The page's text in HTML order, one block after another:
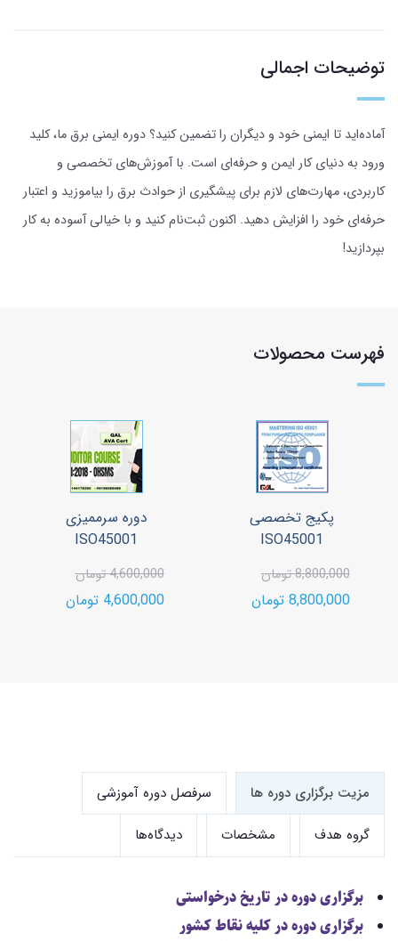
توضیحات اجمالی
آماده‌اید تا ایمنی خود و دیگران را تضمین کنید؟ دوره ایمنی برق ما، کلید
ورود به دنیای کار ایمن و حرفه‌ای است. با آموزش‌های تخصصی و
کاربردی، مهارت‌های لازم برای پیشگیری از حوادث برق را بیاموزید و اعتبار
حرفه‌ای خود را افزایش دهید. اکنون ثبت‌نام کنید و با خیالی آسوده به کار
بپردازید!
فهرست محصولات
پکیج تخصصی
ISO45001
8,800,000 تومان
8,800,000 تومان
دوره سرممیزی
ISO45001
4,600,000 تومان
4,600,000 تومان
مزیت برگزاری دوره ها
سرفصل دوره آموزشی
گروه هدف
مشخصات دیدگاه‌ها
برگزاری دوره در تاریخ درخواستی
برگزاری دوره در کلیه نقاط کشور